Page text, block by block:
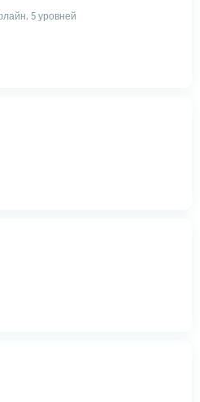
5 уровней